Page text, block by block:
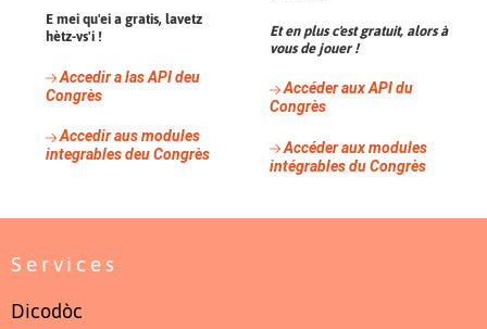
E mei qu'ei a gratis, lavetz
hètz-vs'i !
Accedir a las API deu
Congrès
Accedir aus modules
integrables deu Congrès
Et en plus c'est gratuit, alors à
vous de jouer !
Accéder aux API du
Congrès
Accéder aux modules
intégrables du Congrès
Services
Dicodòc